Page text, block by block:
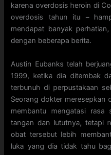
karena overdosis heroin di
overdosis tahun itu –
mendapat banyak
dengan beberapa berita.
Austin Eubanks telah
1999, ketika dia ditembak
terbunuh di perpustakaan
Seorang dokter meresepkan
membantu mengatasi
tangan dan lututnya, tetapi
obat tersebut lebih
luka yang dia tidak tahu